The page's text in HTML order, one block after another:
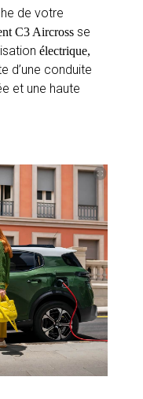
de votre
C3 Aircross se
électrique,
d’une conduite
et une haute